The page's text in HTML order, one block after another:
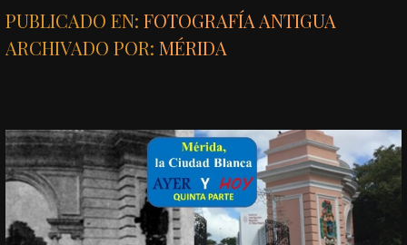
PUBLICADO EN:FOTOGRAFÍA ANTIGUA
ARCHIVADO POR:MÉRIDA